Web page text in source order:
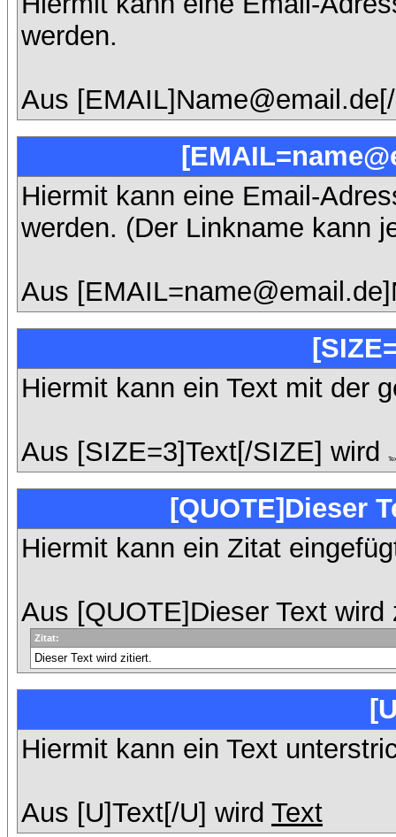
werden.
Aus
Hiermit kann eine Email-
werden. (Der Linkname kann
Aus
Hiermit kann ein Text mit der
Aus [SIZE=3]Text[/SIZE] wird
[QUOTE]Dieser
Hiermit kann ein Zitat
Aus [QUOTE]Dieser Text
Zitat:
Dieser Text wird zitiert.
Hiermit kann ein Text
Aus [U]Text[/U] wird Text